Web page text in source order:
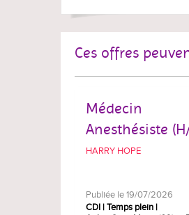
Ces offres
Médecin
Anesthésiste
HARRY HOPE
Publiée le 19/07/2026
CDI Temps plein